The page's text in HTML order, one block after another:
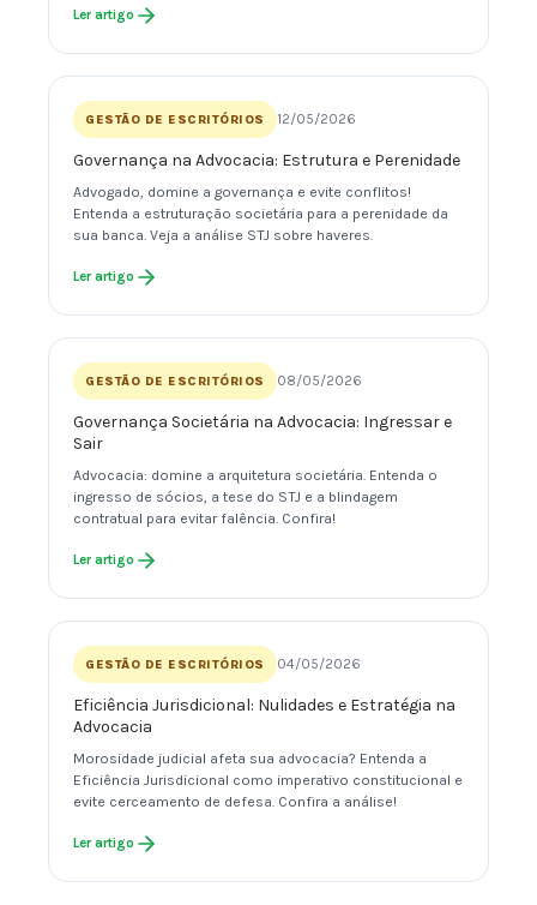
Ler artigo
GESTÃO DE ESCRITÓRIOS 12/05/2026
Governança na Advocacia: Estrutura e Perenidade
Advogado, domine a governança e evite conflitos!
Entenda a estruturação societária para a perenidade da
sua banca. Veja a análise STJ sobre haveres.
Ler artigo
GESTÃO DE ESCRITÓRIOS 08/05/2026
Governança Societária na Advocacia: Ingressar e
Sair
Advocacia: domine a arquitetura societária. Entenda o
ingresso de sócios, a tese do STJ e a blindagem
contratual para evitar falência. Confira!
Ler artigo
GESTÃO DE ESCRITÓRIOS 04/05/2026
Eficiência Jurisdicional: Nulidades e Estratégia na
Advocacia
Morosidade judicial afeta sua advocacia? Entenda a
Eficiência Jurisdicional como imperativo constitucional e
evite cerceamento de defesa. Confira a análise!
Ler artigo